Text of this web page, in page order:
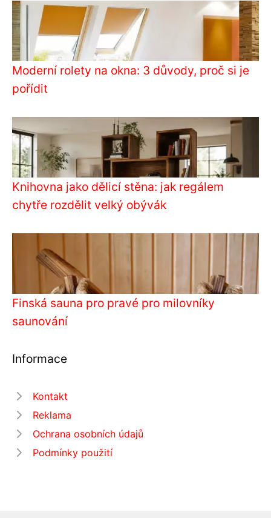
Moderní rolety na okna: 3 důvody, proč si je
pořídit
Knihovna jako dělicí stěna: jak regálem
chytře rozdělit velký obývák
Finská sauna pro pravé pro milovníky
saunování
Informace
Kontakt
Reklama
Ochrana osobních údajů
Podmínky použití